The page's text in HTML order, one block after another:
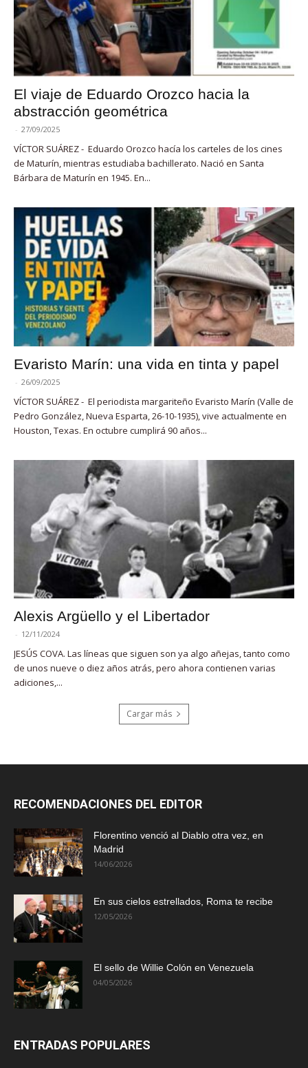
El viaje de Eduardo Orozco hacia la
abstracción geométrica
- 27/09/2025
VÍCTOR SUÁREZ - Eduardo Orozco hacía los carteles de los cines
de Maturín, mientras estudiaba bachillerato. Nació en Santa
Bárbara de Maturín en 1945. En...
Evaristo Marín: una vida en tinta y papel
- 26/09/2025
VÍCTOR SUÁREZ - El periodista margariteño Evaristo Marín (Valle de
Pedro González, Nueva Esparta, 26-10-1935), vive actualmente en
Houston, Texas. En octubre cumplirá 90 años...
Alexis Argüello y el Libertador
- 12/11/2024
JESÚS COVA. Las líneas que siguen son ya algo añejas, tanto como
de unos nueve o diez años atrás, pero ahora contienen varias
adiciones,...
Cargar más
RECOMENDACIONES DEL EDITOR
Florentino venció al Diablo otra vez, en
Madrid
14/06/2026
En sus cielos estrellados, Roma te recibe
12/05/2026
El sello de Willie Colón en Venezuela
04/05/2026
ENTRADAS POPULARES